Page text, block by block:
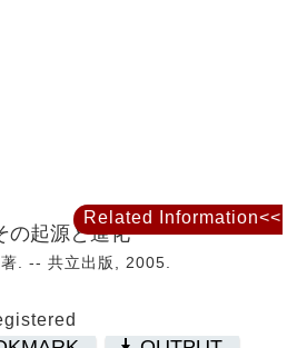
の起源と進化
. -- 共立出版, 2005.
Related Information<<